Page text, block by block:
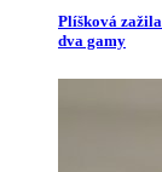
Plíšková
dva gamy